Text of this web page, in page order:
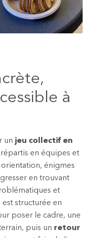
à
un jeu collectif en
en équipes et
énigmes
en trouvant
et
est structurée en
poser le cadre, une
puis un retour